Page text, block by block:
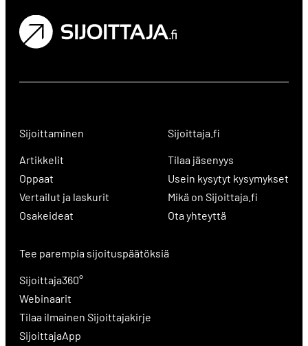
Sijoittaminen
Artikkelit
Oppaat
Vertailut ja laskurit
Osakeideat
Sijoittaja.fi
Tilaa jäsenyys
Usein kysytyt kysymykset
Mikä on Sijoittaja.fi
Ota yhteyttä
Tee parempia sijoituspäätöksiä
Sijoittaja360°
Webinaarit
Tilaa ilmainen Sijoittajakirje
SijoittajaApp